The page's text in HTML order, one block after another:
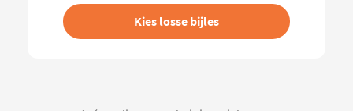
Kies losse bijles